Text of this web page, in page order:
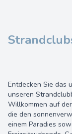
Entdecken Sie das
unseren
Willkommen auf
die den
einem Paradies